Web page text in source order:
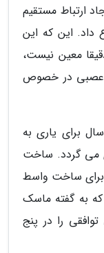
ارتباط مستقیم
داد. این که این
معین نیست،
عصبی در خصوص
برای یاری به
می گردد. ساخت
برای ساخت واسط
که به گفته ماسک
توافقی را در پنج